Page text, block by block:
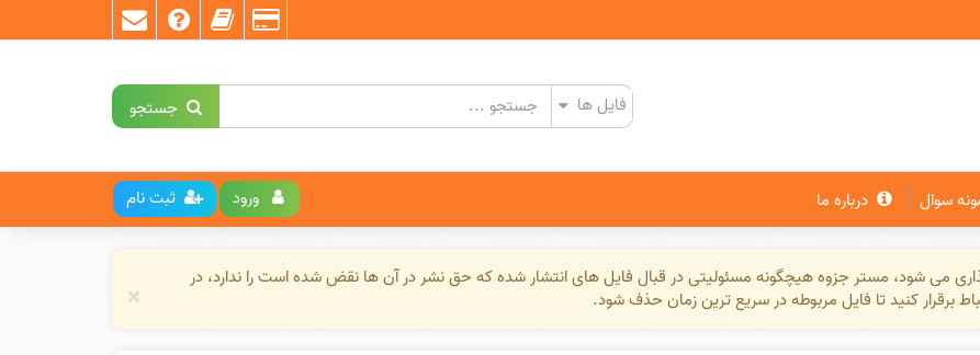
جستجو
سوال درباره ما ورود ثبت نام
می شود، مستر جزوه هیچگونه مسئولیتی در قبال فایل های انتشار شده که حق نشر در آن ها نقض شده است را ندارد، در
برقرار کنید تا فایل مربوطه در سریع ترین زمان حذف شود.
×